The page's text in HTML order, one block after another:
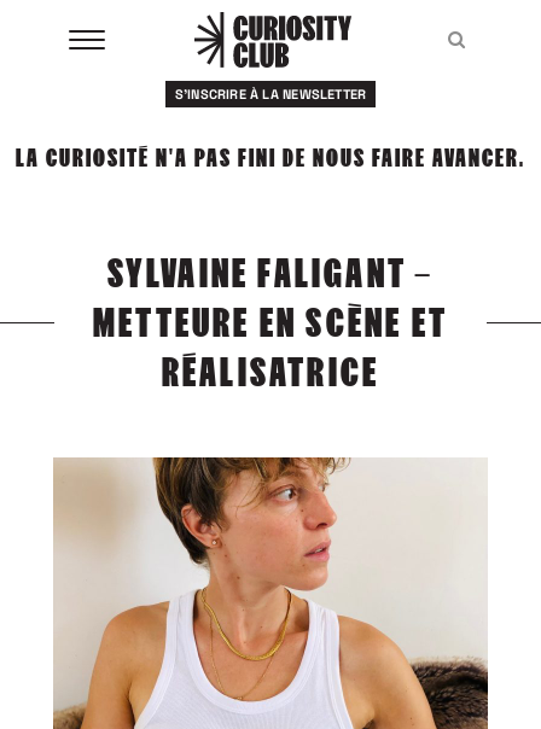
S'INSCRIRE À LA NEWSLETTER
LA CURIOSITÉ N'A PAS FINI DE NOUS FAIRE AVANCER.
SYLVAINE FALIGANT –
METTEURE EN SCÈNE ET
RÉALISATRICE